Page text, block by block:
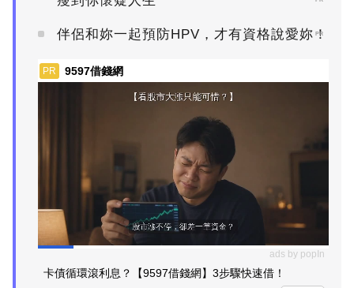
伴侶和妳一起預防HPV，才有資格說愛妳！
PR
PR 9597借錢網
ads by popIn
卡債循環滾利息？【9597借錢網】3步驟快速借！